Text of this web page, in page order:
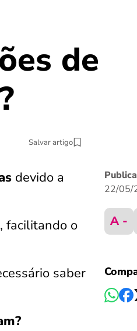
de
Salvar artigo
devido a
facilitando o
saber
22/05/
A -